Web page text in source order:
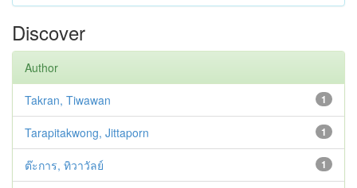
Discover
Author
1
Takran, Tiwawan
1
Tarapitakwong, Jittaporn
1
ต๊ะการ, ทิวาวัลย์